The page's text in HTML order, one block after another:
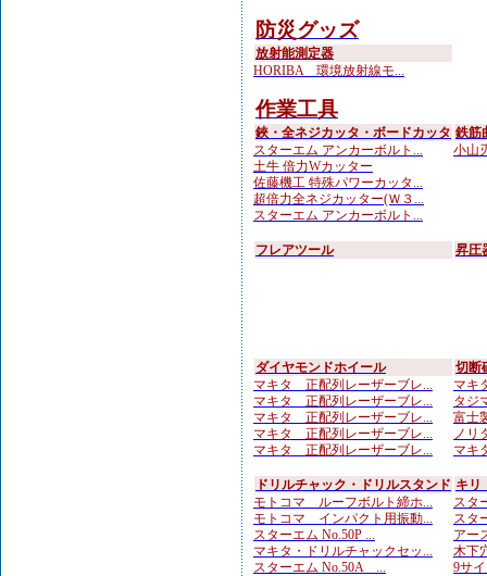
防災グッズ
放射能測定器
HORIBA 環境放射線モ...
作業工具
鋏・全ネジカッタ・ボードカッタ
スターエム アンカーボルト...
土牛 倍力Wカッター
佐藤機工 特殊パワーカッタ...
超倍力全ネジカッター(Ｗ３...
スターエム アンカーボルト...
鉄筋
小山
フレアツール 昇圧
ダイヤモンドホイール
マキタ 正配列レーザーブレ...
マキタ 正配列レーザーブレ...
マキタ 正配列レーザーブレ...
マキタ 正配列レーザーブレ...
マキタ 正配列レーザーブレ...
切断
マキ
タジ
富士
ノリ
マキ
ドリルチャック・ドリルスタンド
モトコマ ルーフボルト締ホ...
モトコマ インパクト用振動...
スターエム No.50P ...
マキタ・ドリルチャックセッ...
スターエム No.50A ...
キリ
スタ
スタ
アー
木下
9サ